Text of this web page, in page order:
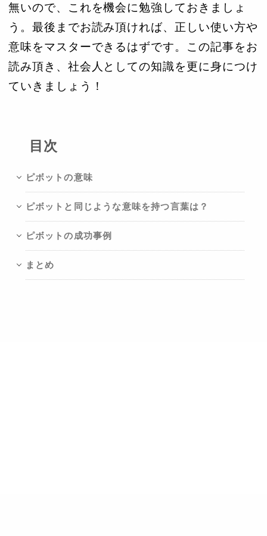
無いので、これを機会に勉強しておきましょ
う。最後までお読み頂ければ、正しい使い方や
意味をマスターできるはずです。この記事をお
読み頂き、社会人としての知識を更に身につけ
ていきましょう！
目次
ピボットの意味
ピボットと同じような意味を持つ言葉は？
ピボットの成功事例
まとめ